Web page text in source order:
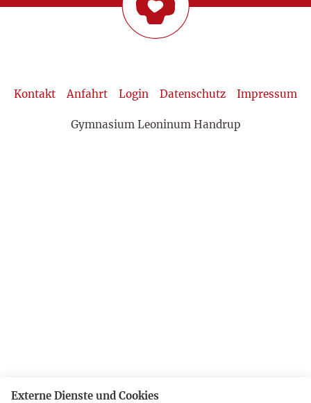
Kontakt Anfahrt Login Datenschutz Impressum
Gymnasium Leoninum Handrup
Externe Dienste und Cookies